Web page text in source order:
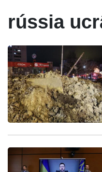
rússia